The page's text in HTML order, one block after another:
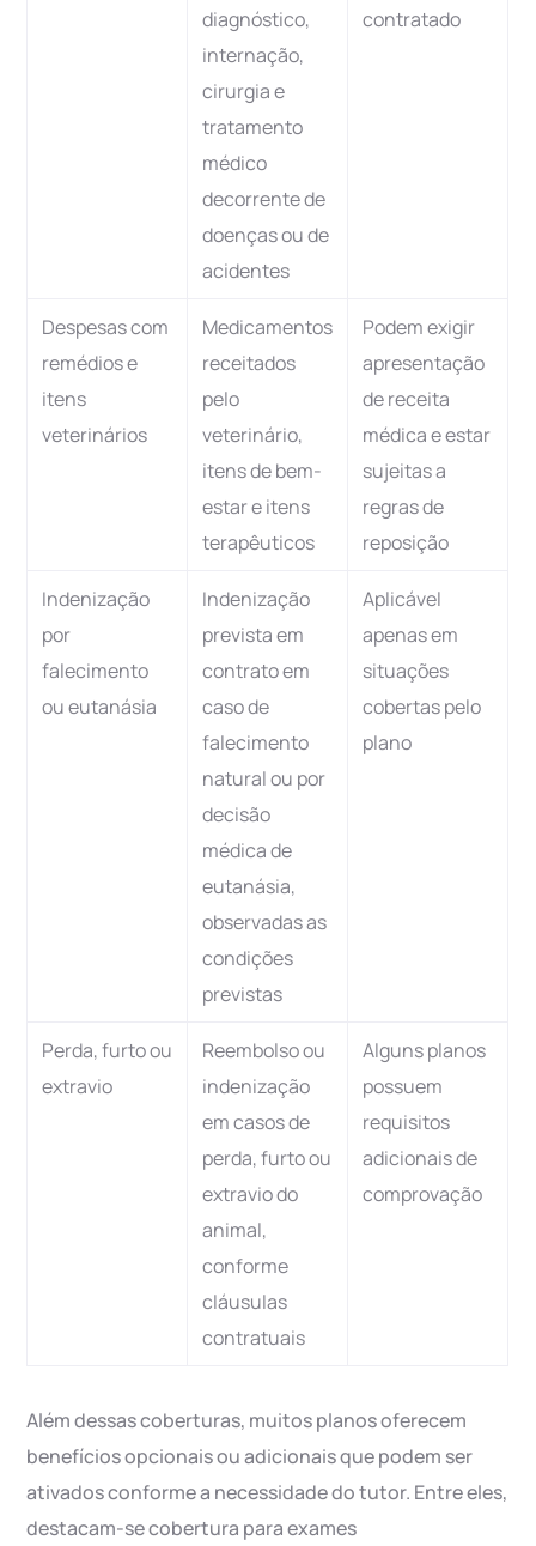
diagnóstico,
internação,
cirurgia e
tratamento
médico
decorrente de
doenças ou de
acidentes
contratado
Despesas com
remédios e
itens
veterinários
Medicamentos
receitados
pelo
veterinário,
itens de bem-
estar e itens
terapêuticos
Podem exigir
apresentação
de receita
médica e estar
sujeitas a
regras de
reposição
Indenização
por
falecimento
ou eutanásia
Indenização
prevista em
contrato em
caso de
falecimento
natural ou por
decisão
médica de
eutanásia,
observadas as
condições
previstas
Aplicável
apenas em
situações
cobertas pelo
plano
Perda, furto ou
extravio
Reembolso ou
indenização
em casos de
perda, furto ou
extravio do
animal,
conforme
cláusulas
contratuais
Alguns planos
possuem
requisitos
adicionais de
comprovação
Além dessas coberturas, muitos planos oferecem
benefícios opcionais ou adicionais que podem ser
ativados conforme a necessidade do tutor. Entre eles,
destacam-se cobertura para exames